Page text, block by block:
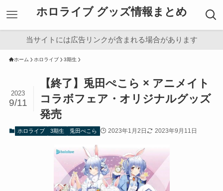
ホロライブ グッズ情報まとめ
当サイトには広告リンクが含まれる場合があります
ホーム ホロライブ 3期生
【終了】兎田ぺこら × アニメイト
コラボフェア・オリジナルグッズ
発売
2023
9/11
ホロライブ 3期生 兎田ぺこら 2023年1月2日 2023年9月11日